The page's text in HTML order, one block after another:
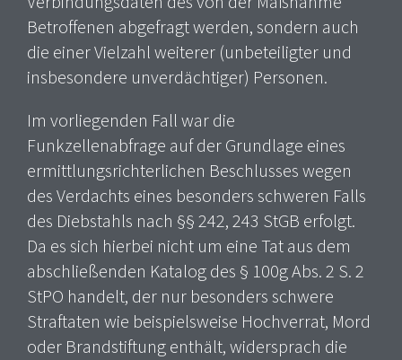
Betroffenen abgefragt werden, sondern auch
die einer Vielzahl weiterer (unbeteiligter und
insbesondere unverdächtiger) Personen.
Im vorliegenden Fall war die
Funkzellenabfrage auf der Grundlage eines
ermittlungsrichterlichen Beschlusses wegen
des Verdachts eines besonders schweren Falls
des Diebstahls nach §§ 242, 243 StGB erfolgt.
Da es sich hierbei nicht um eine Tat aus dem
abschließenden Katalog des § 100g Abs. 2 S. 2
StPO handelt, der nur besonders schwere
Straftaten wie beispielsweise Hochverrat, Mord
oder Brandstiftung enthält, widersprach die